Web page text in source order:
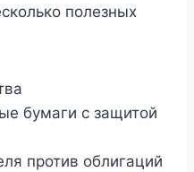
полезных
бумаги с защитой
против облигаций